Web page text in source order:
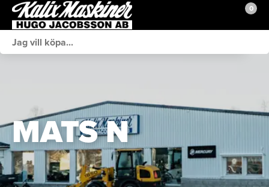
0
Brands BRP
Sprängskisser
MATS N